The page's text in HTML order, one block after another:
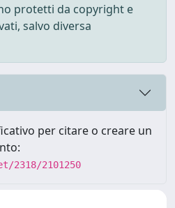
protetti da copyright e
salvo diversa
per citare o creare un
2101250